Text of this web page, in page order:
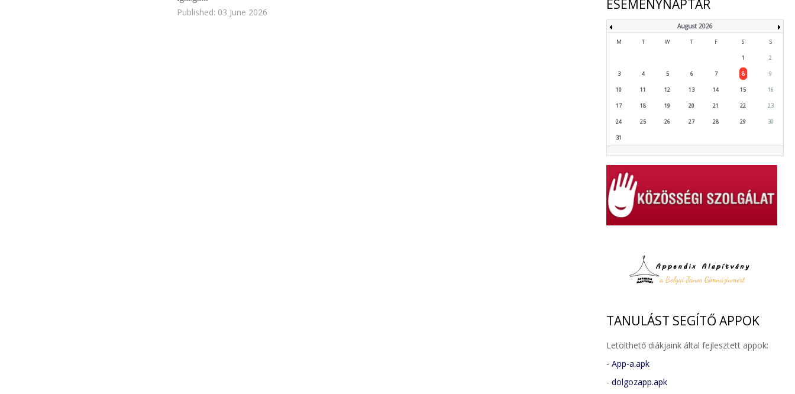
Published: 03 June 2026 ESEMÉNYNAPTÁR
August 2026
M T W T F S S
1 2
3 4 5 6 7 8 9
10 11 12 13 14 15 16
17 18 19 20 21 22 23
24 25 26 27 28 29 30
31
TANULÁST SEGÍTŐ APPOK
Letölthető diákjaink által fejlesztett appok:
- App-a.apk
- dolgozapp.apk